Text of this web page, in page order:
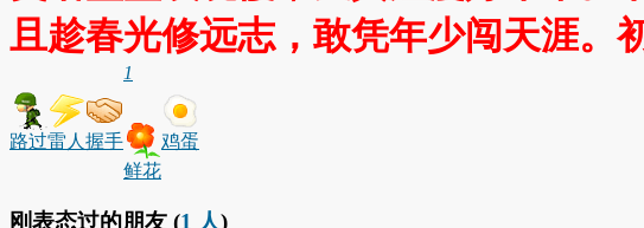
且趁春光修远志，敢凭年少闯天涯。
路过雷人 握手
1
鲜花
鸡蛋
刚表态过的朋友 (1 人)